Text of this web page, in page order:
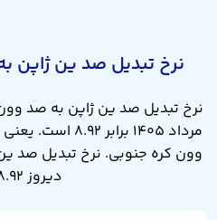
نرخ تبدیل صد ین ژاپن
وون کره جنوبی. نرخ تبدیل صد
دیروز ۸.۹۲ بود.